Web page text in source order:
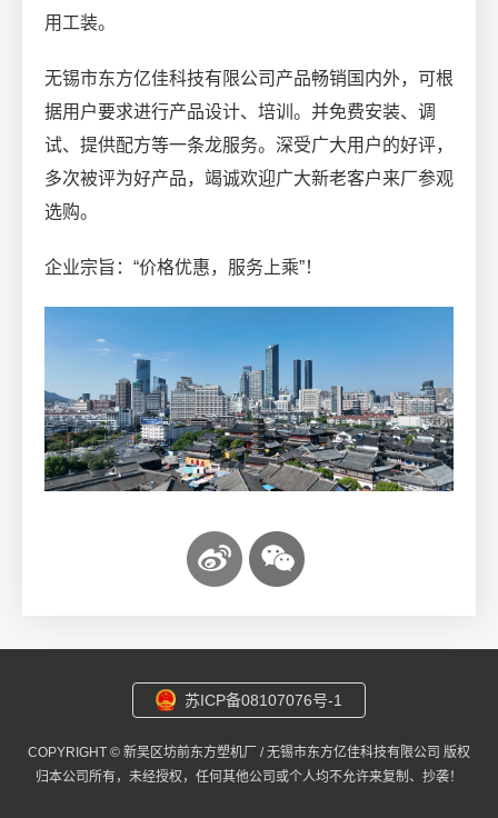
用工装。
无锡市东方亿佳科技有限公司产品畅销国内外，可根
据用户要求进行产品设计、培训。并免费安装、调
试、提供配方等一条龙服务。深受广大用户的好评，
多次被评为好产品，竭诚欢迎广大新老客户来厂参观
选购。
企业宗旨：“价格优惠，服务上乘”！
苏ICP备08107076号-1
COPYRIGHT © 新吴区坊前东方塑机厂 / 无锡市东方亿佳科技有限公司 版权
归本公司所有，未经授权，任何其他公司或个人均不允许来复制、抄袭！